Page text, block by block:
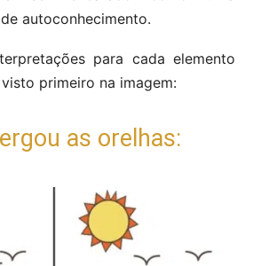
autoconhecimento.
para cada elemento
primeiro na imagem:
as orelhas: